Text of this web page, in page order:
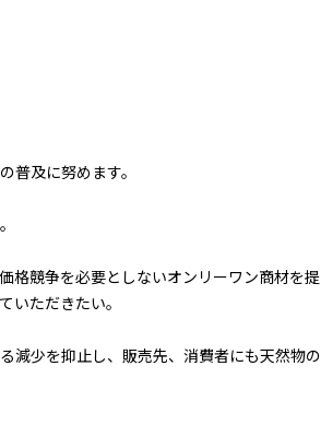
普及に努めます。
格競争を必要としないオンリーワン商材を提
いただきたい。
減少を抑止し、販売先、消費者にも天然物の